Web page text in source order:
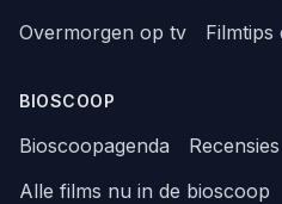
Overmorgen op tv
Filmtips
BIOSCOOP
Bioscoopagenda
Recensies
Alle films nu in de bioscoop